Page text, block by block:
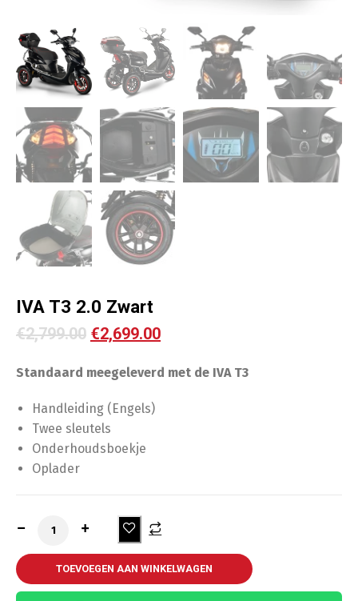
IVA T3 2.0 Zwart
€2,799.00 €2,699.00
Standaard meegeleverd met de IVA T3
Handleiding (Engels)
Twee sleutels
Onderhoudsboekje
Oplader
TOEVOEGEN AAN WINKELWAGEN